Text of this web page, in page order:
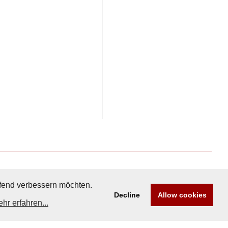
verbessern möchten.
erfahren...
Decline Allow cookies